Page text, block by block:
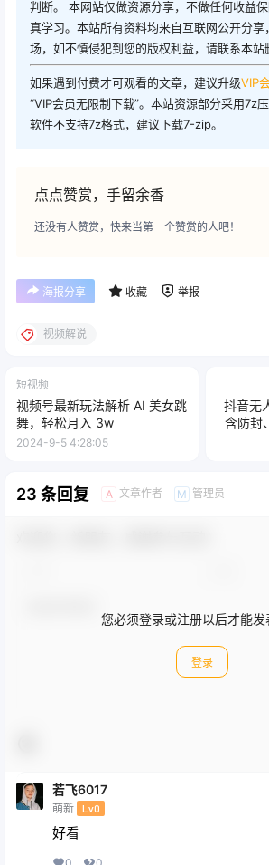
判断。 本网站仅做资源分享，不做任何收益
真学习。本站所有资料均来自互联网公开分享
场，如不慎侵犯到您的版权利益，请联系本站
如果遇到付费才可观看的文章，建议升级VIP
“VIP会员无限制下载”。本站资源部分采用7z
软件不支持7z格式，建议下载7-zip。
点点赞赏，手留余香
还没有人赞赏，快来当第一个赞赏的人吧！
海报分享 收藏 举报
视频解说
短视频
视频号最新玩法解析 AI 美女跳
舞，轻松月入 3w
2024-9-5 4:28:05
抖音无
含防封
播技术
23 条回复 A 文章作者 M 管理员
您必须登录或注册以后才能发
登录
若飞6017
萌新 Lv0
好看